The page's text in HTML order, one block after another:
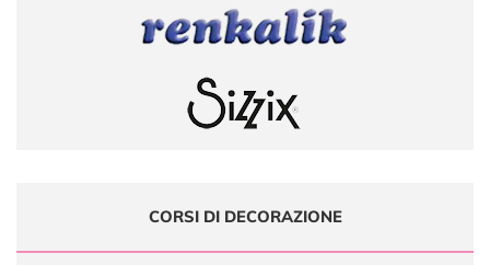
CORSI DI DECORAZIONE